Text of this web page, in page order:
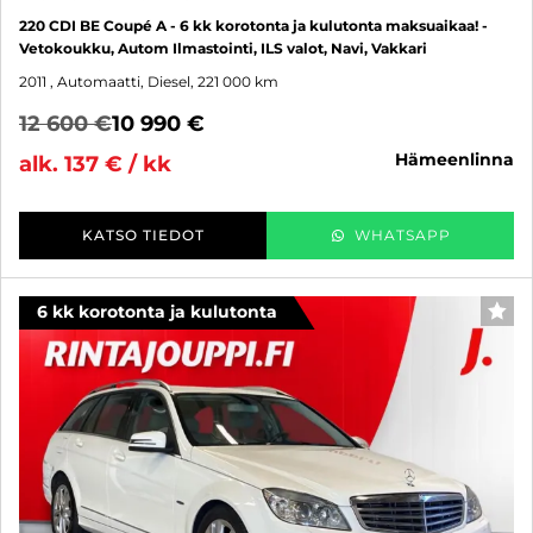
220 CDI BE Coupé A - 6 kk korotonta ja kulutonta maksuaikaa! -
Vetokoukku, Autom Ilmastointi, ILS valot, Navi, Vakkari
2011 , Automaatti, Diesel, 221 000 km
12 600 €10 990 €
alk. 137 € / kk
hämeenlinna
KATSO TIEDOT WHATSAPP
6 kk korotonta ja kulutonta